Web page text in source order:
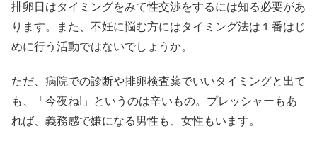
排卵日はタイミングをみて性交渉をするには知る必要があ
ります。また、不妊に悩む方にはタイミング法は１番はじ
めに行う活動ではないでしょうか。
ただ、病院での診断や排卵検査薬でいいタイミングと出て
も、「今夜ね!」というのは辛いもの。プレッシャーもあ
れば、義務感で嫌になる男性も、女性もいます。